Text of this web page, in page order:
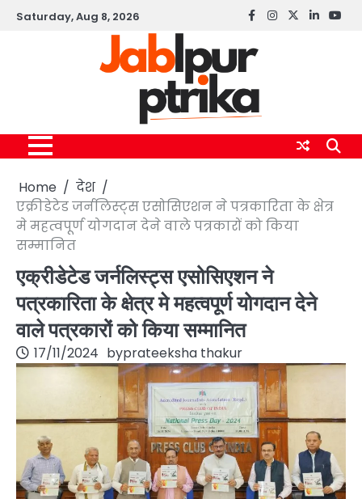
SkipSaturday, Aug 8, 2026 Facebook
instagram
twitterlinkedin
Home
देश
एक्रीडेटेड जर्नलिस्ट्स एसोसिएशन ने पत्रकारिता के क्षेत्र
मे महत्वपूर्ण योगदान देने वाले पत्रकारों को किया
सम्मानित
एक्रीडेटेड जर्नलिस्ट्स एसोसिएशन ने
पत्रकारिता के क्षेत्र मे महत्वपूर्ण योगदान देने
वाले पत्रकारों को किया सम्मानित
17/11/2024 byprateeksha thakur